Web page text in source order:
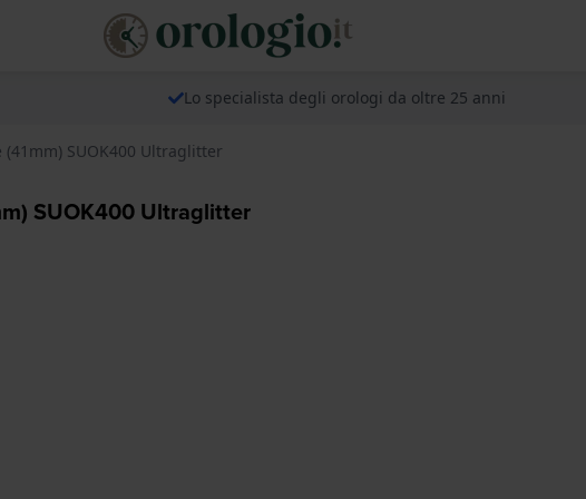
Lo specialista degli orologi da oltre 25 anni
SUOK400 Ultraglitter
SUOK400 Ultraglitter